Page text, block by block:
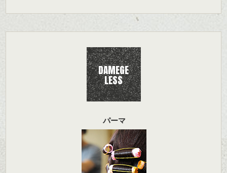
DAMEGE
LESS
パーマ